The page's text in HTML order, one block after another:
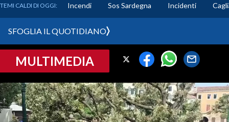
CRONACA SARDEGNA
PROVINCIA DI CAGLIARI
SULCIS IGLESIENTE
TEMI CALDI DI OGGI: Incendi Sos Sardegna Incidenti
SFOGLIA IL QUOTIDIANO
MULTIMEDIA